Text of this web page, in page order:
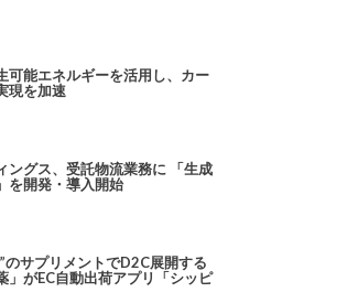
可能エネルギーを活用し、カー
現を加速
ングス、受託物流業務に 「生成
を開発・導入開始
のサプリメントでD2C展開する
」がEC自動出荷アプリ「シッピ